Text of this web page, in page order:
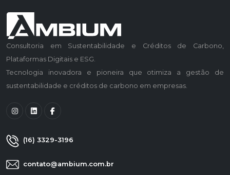
Consultoria em Sustentabilidade e Créditos de Carbono,
Plataformas Digitais e ESG.
Tecnologia inovadora e pioneira que otimiza a gestão de
sustentabilidade e créditos de carbono em empresas.
(16) 3329-3196
contato@ambium.com.br